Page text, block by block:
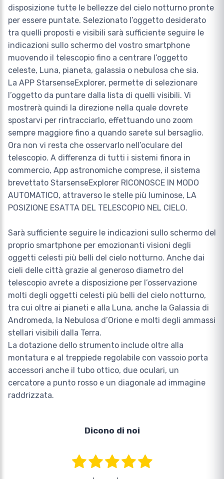
disposizione tutte le bellezze del cielo notturno pronte
per essere puntate. Selezionato l’oggetto desiderato
tra quelli proposti e visibili sarà sufficiente seguire le
indicazioni sullo schermo del vostro smartphone
muovendo il telescopio fino a centrare l’oggetto
celeste, Luna, pianeta, galassia o nebulosa che sia.
La APP StarsenseExplorer, permette di selezionare
l’oggetto da puntare dalla lista di quelli visibili. Vi
mostrerà quindi la direzione nella quale dovrete
spostarvi per rintracciarlo, effettuando uno zoom
sempre maggiore fino a quando sarete sul bersaglio.
Ora non vi resta che osservarlo nell’oculare del
telescopio. A differenza di tutti i sistemi finora in
commercio, App astronomiche comprese, il sistema
brevettato StarsenseExplorer RICONOSCE IN MODO
AUTOMATICO, attraverso le stelle più luminose, LA
POSIZIONE ESATTA DEL TELESCOPIO NEL CIELO.
Sarà sufficiente seguire le indicazioni sullo schermo del
proprio smartphone per emozionanti visioni degli
oggetti celesti più belli del cielo notturno. Anche dai
cieli delle città grazie al generoso diametro del
telescopio avrete a disposizione per l’osservazione
molti degli oggetti celesti più belli del cielo notturno,
tra cui oltre ai pianeti e alla Luna, anche la Galassia di
Andromeda, la Nebulosa d’Orione e molti degli ammassi
stellari visibili dalla Terra.
La dotazione dello strumento include oltre alla
montatura e al treppiede regolabile con vassoio porta
accessori anche il tubo ottico, due oculari, un
cercatore a punto rosso e un diagonale ad immagine
raddrizzata.
Dicono di noi